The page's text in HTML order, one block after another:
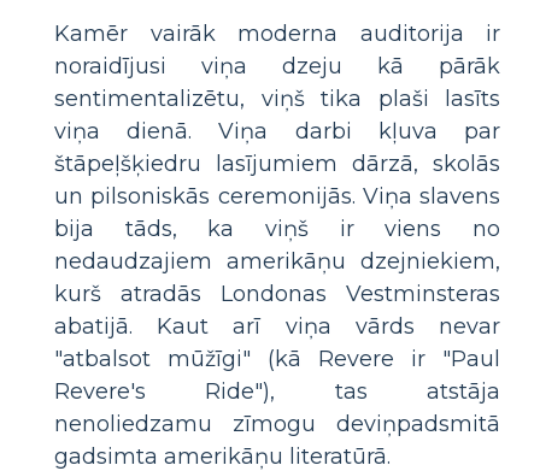
Kamēr vairāk moderna auditorija ir
noraidījusi viņa dzeju kā pārāk
sentimentalizētu, viņš tika plaši lasīts
viņa dienā. Viņa darbi kļuva par
štāpeļšķiedru lasījumiem dārzā, skolās
un pilsoniskās ceremonijās. Viņa slavens
bija tāds, ka viņš ir viens no
nedaudzajiem amerikāņu dzejniekiem,
kurš atradās Londonas Vestminsteras
abatijā. Kaut arī viņa vārds nevar
"atbalsot mūžīgi" (kā Revere ir "Paul
Revere's Ride"), tas atstāja
nenoliedzamu zīmogu deviņpadsmitā
gadsimta amerikāņu literatūrā.